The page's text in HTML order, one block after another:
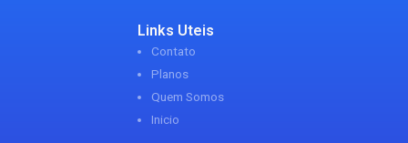
Links Uteis
Contato
Planos
Quem Somos
Inicio